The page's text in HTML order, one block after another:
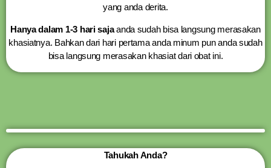
yang anda derita.
Hanya dalam 1-3 hari sajaanda sudah bisa langsung merasakan
khasiatnya. Bahkan dari hari pertama anda minum pun anda sudah
bisa langsung merasakan khasiat dari obat ini.
Tahukah Anda?